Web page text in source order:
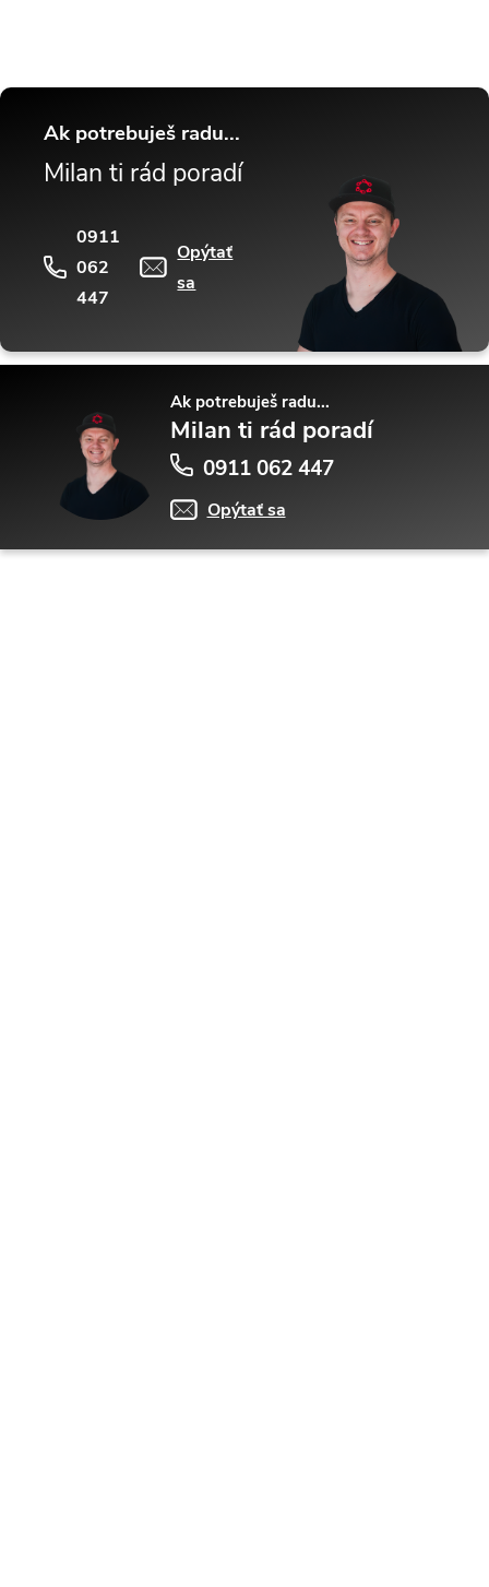
Ak potrebuješ radu...
Milan ti rád poradí
0911
062
447
Opýtať
sa
Ak potrebuješ radu...
Milan ti rád poradí
0911 062 447
Opýtať sa